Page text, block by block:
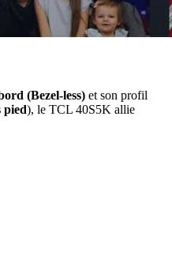
(Bezel-less) et son profil
pied), le TCL 40S5K allie